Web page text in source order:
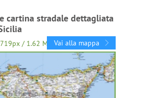
cartina stradale dettagliata
/ 1.62 Mb Vai alla mappa